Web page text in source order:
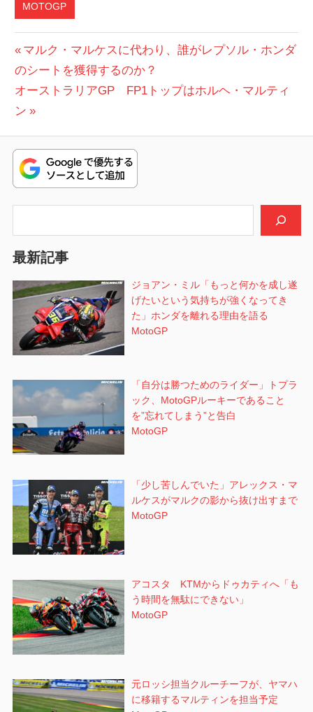
MOTOGP
投
稿
ナ
ビ
ゲ
ー
ン
前
の
投
稿:
マルク・マルケスに代わり、誰がレプソル・ホンダ
のシートを獲得するのか？
次
の
稿:
オーストラリアGP FP1トップはホルヘ・マルティ
ン
最新記事
ジョアン・ミル「もっと何かを成し遂
げたいという気持ちが強くなってき
た」ホンダを離れる理由を語る
MotoGP
「自分は勝つためのライダー」トプラ
ック、MotoGPルーキーであること
を”忘れてしまう”と告白
MotoGP
「少し苦しんでいた」アレックス・マ
ルケスがマルクの影から抜け出すまで
MotoGP
アコスタ KTMからドゥカティへ「も
う時間を無駄にできない」
MotoGP
元ロッシ担当クルーチーフが、ヤマハ
に移籍するマルティンを担当予定